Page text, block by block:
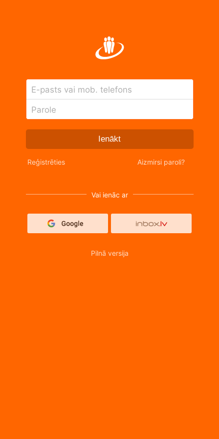
E-pasts vai mob. telefons
Parole
Ienākt
Reģistrēties Aizmirsi paroli?
Vai ienāc ar
Pilnā versija